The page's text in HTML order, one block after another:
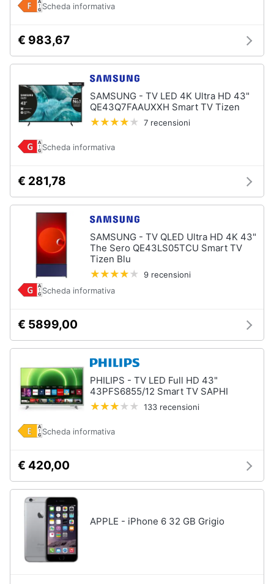
Scheda informativa
€ 983,67
SAMSUNG - TV LED 4K Ultra HD 43"
QE43Q7FAAUXXH Smart TV Tizen
7 recensioni
Scheda informativa
€ 281,78
SAMSUNG - TV QLED Ultra HD 4K 43"
The Sero QE43LS05TCU Smart TV
Tizen Blu
9 recensioni
Scheda informativa
€ 5899,00
PHILIPS - TV LED Full HD 43"
43PFS6855/12 Smart TV SAPHI
133 recensioni
Scheda informativa
€ 420,00
APPLE - iPhone 6 32 GB Grigio